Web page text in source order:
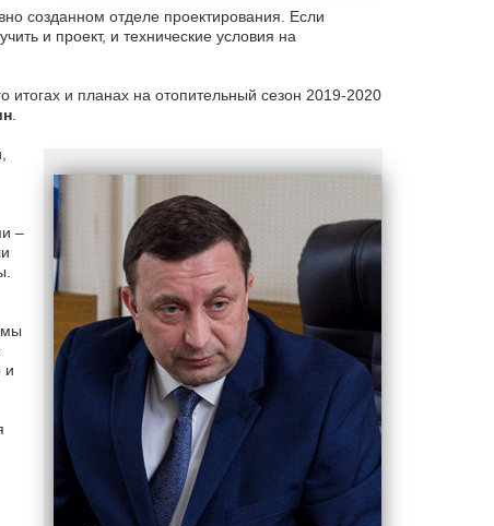
созданном отделе проектирования. Если
и проект, и технические условия на
итогах и планах на отопительный сезон 2019-2020
.
–
и